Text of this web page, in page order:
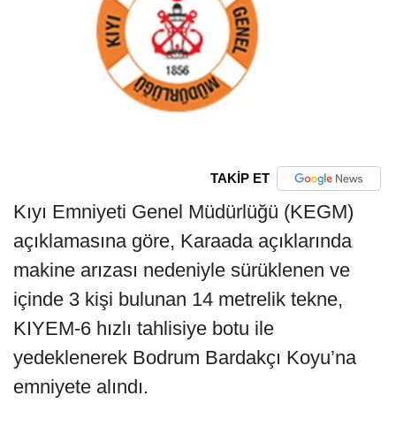
TAKİP ET
Kıyı Emniyeti Genel Müdürlüğü (KEGM)
açıklamasına göre, Karaada açıklarında
makine arızası nedeniyle sürüklenen ve
içinde 3 kişi bulunan 14 metrelik tekne,
KIYEM-6 hızlı tahlisiye botu ile
yedeklenerek Bodrum Bardakçı Koyu’na
emniyete alındı.